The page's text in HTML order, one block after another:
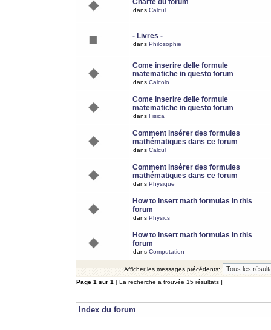
Charte du forum
dans Calcul
- Livres -
dans Philosophie
Come inserire delle formule
matematiche in questo forum
dans Calcolo
Come inserire delle formule
matematiche in questo forum
dans Fisica
Comment insérer des formules
mathématiques dans ce forum
dans Calcul
Comment insérer des formules
mathématiques dans ce forum
dans Physique
How to insert math formulas in this
forum
dans Physics
How to insert math formulas in this
forum
dans Computation
Afficher les messages précédents:
Page 1 sur 1 [ La recherche a trouvée 15 résultats ]
Index du forum